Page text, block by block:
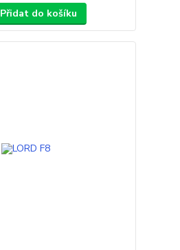
Přidat do košíku